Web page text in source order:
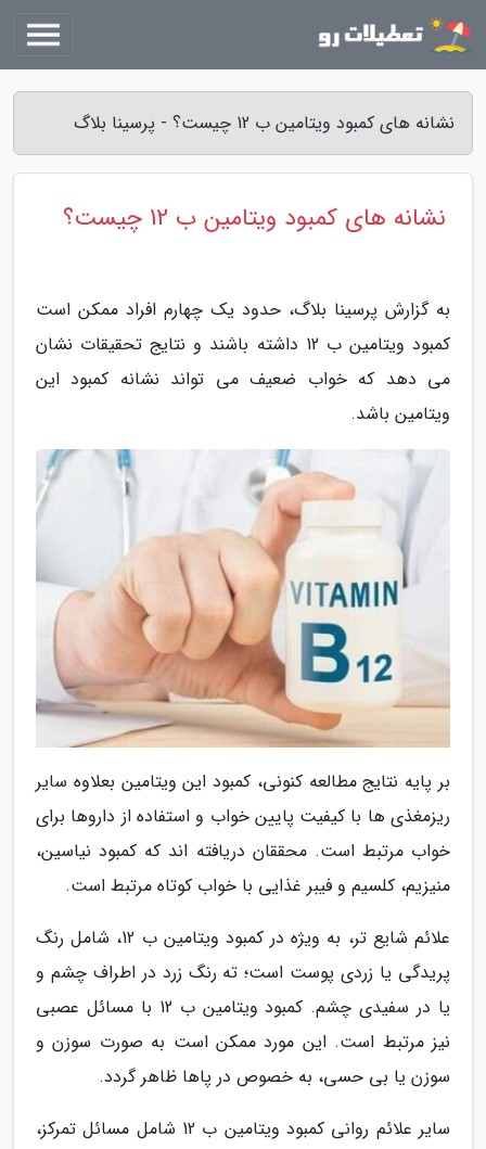
نشانه های کمبود ویتامین ب 12 چیست؟ - پرسینا بلاگ
نشانه های کمبود ویتامین ب 12 چیست؟
به گزارش پرسینا بلاگ، حدود یک چهارم افراد ممکن است
کمبود ویتامین ب 12 داشته باشند و نتایج تحقیقات نشان
می دهد که خواب ضعیف می تواند نشانه کمبود این
ویتامین باشد.
بر پایه نتایج مطالعه کنونی، کمبود این ویتامین بعلاوه سایر
ریزمغذی ها با کیفیت پایین خواب و استفاده از داروها برای
خواب مرتبط است. محققان دریافته اند که کمبود نیاسین،
منیزیم، کلسیم و فیبر غذایی با خواب کوتاه مرتبط است.
علائم شایع تر، به ویژه در کمبود ویتامین ب 12، شامل رنگ
پریدگی یا زردی پوست است؛ ته رنگ زرد در اطراف چشم و
یا در سفیدی چشم. کمبود ویتامین ب 12 با مسائل عصبی
نیز مرتبط است. این مورد ممکن است به صورت سوزن و
سوزن یا بی حسی، به خصوص در پاها ظاهر گردد.
سایر علائم روانی کمبود ویتامین ب 12 شامل مسائل تمرکز،